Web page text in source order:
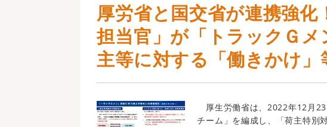
厚労省と国交省が連携強化
担当官」が「トラックＧ
主等に対する「働きかけ」
厚生労働省は、2022年12月
チーム」を編成し、「荷主特別